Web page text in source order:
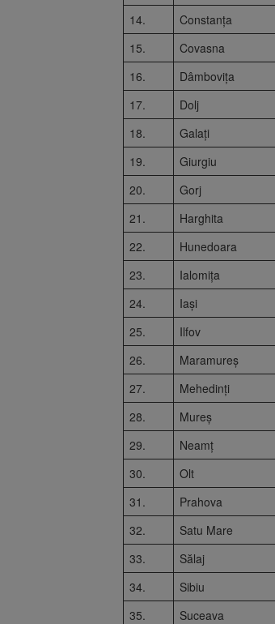
14.
Constanța
15.
Covasna
16.
Dâmbovița
17.
Dolj
18.
Galați
19.
Giurgiu
20.
Gorj
21.
Harghita
22.
Hunedoara
23.
Ialomița
24.
Iași
25.
Ilfov
26.
Maramureș
27.
Mehedinți
28.
Mureș
29.
Neamț
30.
Olt
31.
Prahova
32.
Satu Mare
33.
Sălaj
34.
Sibiu
35.
Suceava